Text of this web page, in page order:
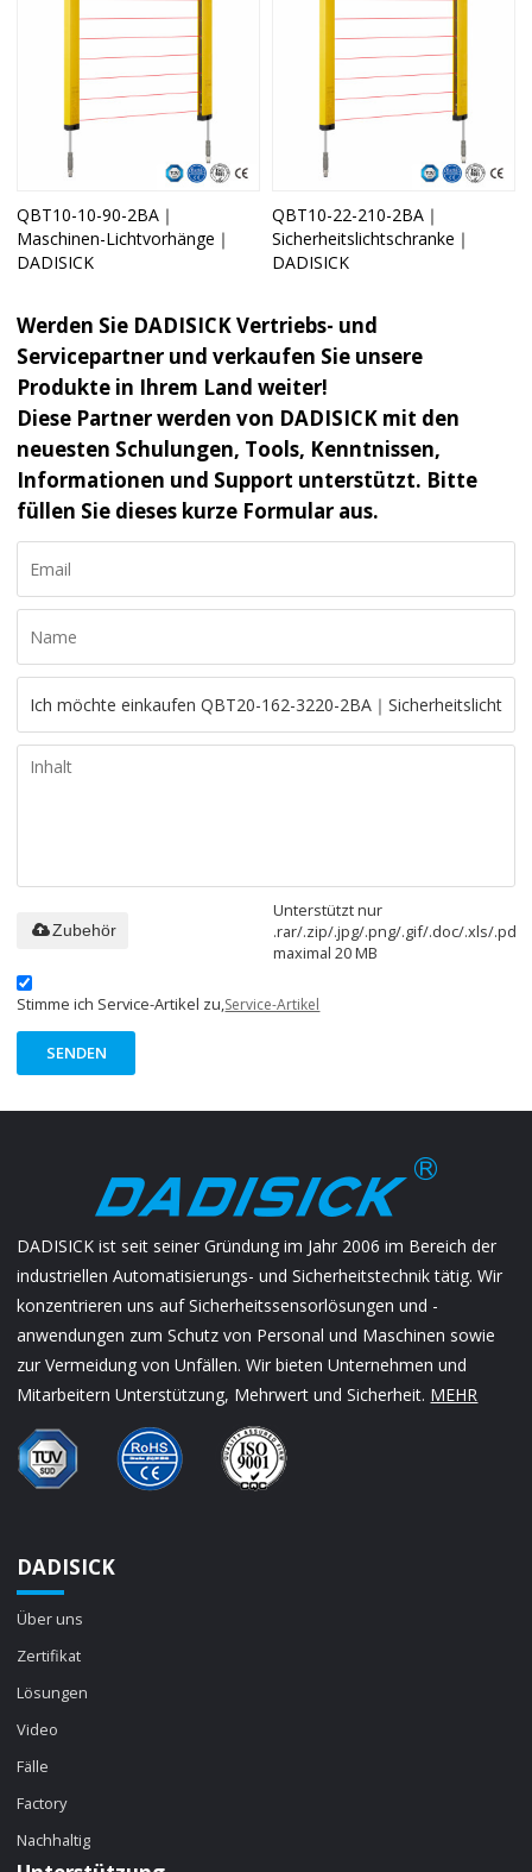
QBT10-10-90-2BA｜
Maschinen-Lichtvorhänge｜
DADISICK
QBT10-22-210-2BA｜
Sicherheitslichtschranke｜
DADISICK
Werden Sie DADISICK Vertriebs- und
Servicepartner und verkaufen Sie unsere
Produkte in Ihrem Land weiter!
Diese Partner werden von DADISICK mit den
neuesten Schulungen, Tools, Kenntnissen,
Informationen und Support unterstützt. Bitte
füllen Sie dieses kurze Formular aus.
Unterstützt nur
.rar/.zip/.jpg/.png/.gif/.doc/.xls/.pdf,
maximal 20 MB
Zubehör
Stimme ich Service-Artikel zu,Service-Artikel
SENDEN
DADISICK ist seit seiner Gründung im Jahr 2006 im Bereich der
industriellen Automatisierungs- und Sicherheitstechnik tätig. Wir
konzentrieren uns auf Sicherheitssensorlösungen und -
anwendungen zum Schutz von Personal und Maschinen sowie
zur Vermeidung von Unfällen. Wir bieten Unternehmen und
Mitarbeitern Unterstützung, Mehrwert und Sicherheit. MEHR
DADISICK
Über uns
Zertifikat
Lösungen
Video
Fälle
Factory
Nachhaltig